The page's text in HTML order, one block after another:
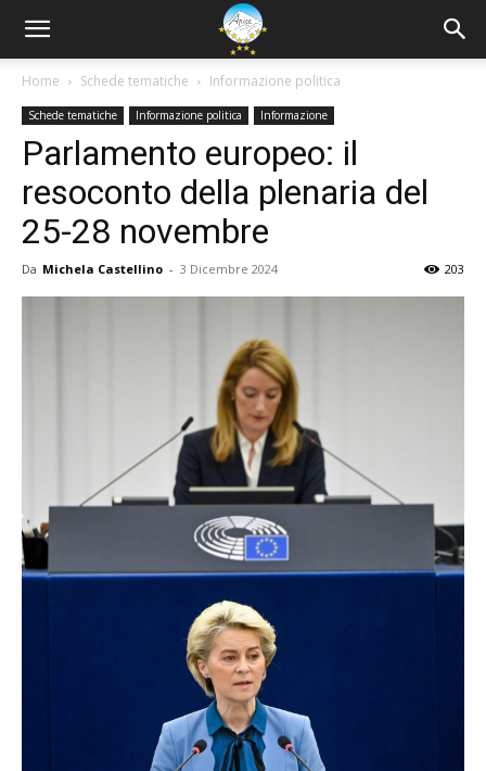
Home Schede tematiche Informazione politica
Schede tematiche Informazione politica Informazione
Parlamento europeo: il
resoconto della plenaria del
25-28 novembre
Da Michela Castellino - 3 Dicembre 2024 203